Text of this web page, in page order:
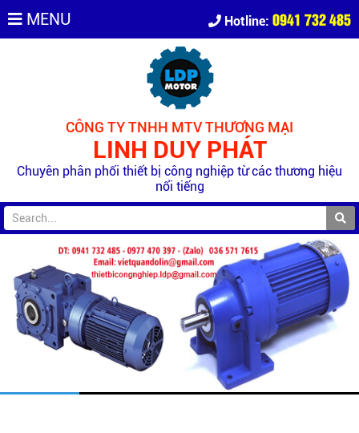
MENU Hotline: 0941 732 485
CÔNG TY TNHH MTV THƯƠNG MẠI
LINH DUY PHÁT
Chuyên phân phối thiết bị công nghiệp từ các thương hiệu
nổi tiếng